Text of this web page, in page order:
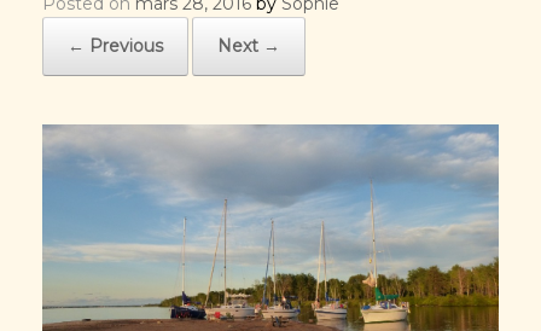
← Previous
Next →